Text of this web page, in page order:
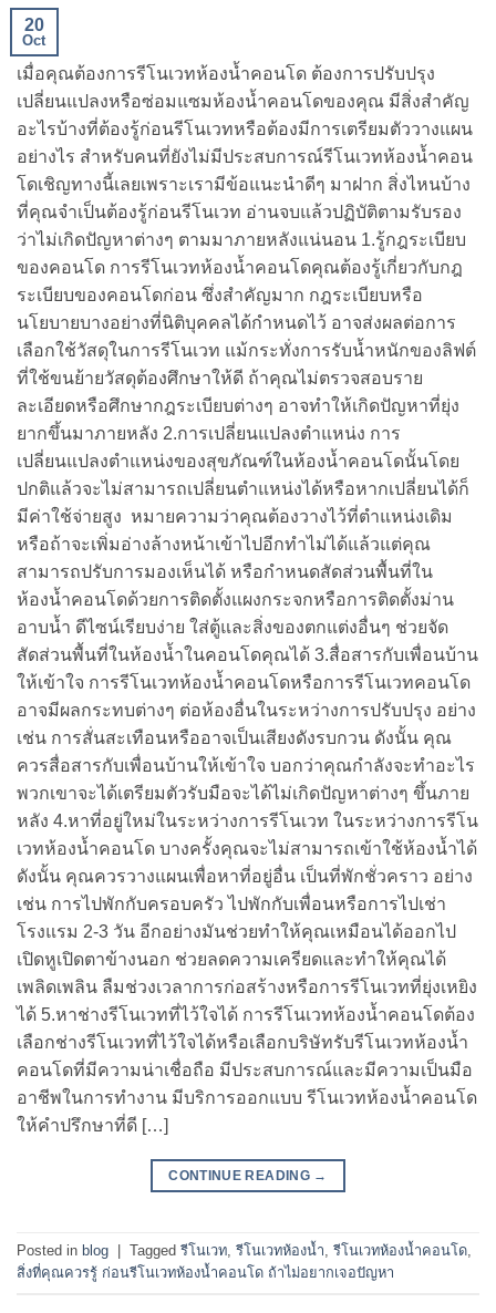
20
Oct
เมื่อคุณต้องการรีโนเวทห้องน้ำคอนโด ต้องการปรับปรุง
เปลี่ยนแปลงหรือซ่อมแซมห้องน้ำคอนโดของคุณ มีสิ่งสำคัญ
อะไรบ้างที่ต้องรู้ก่อนรีโนเวทหรือต้องมีการเตรียมตัววางแผน
อย่างไร สำหรับคนที่ยังไม่มีประสบการณ์รีโนเวทห้องน้ำคอน
โดเชิญทางนี้เลยเพราะเรามีข้อแนะนำดีๆ มาฝาก สิ่งไหนบ้าง
ที่คุณจำเป็นต้องรู้ก่อนรีโนเวท อ่านจบแล้วปฏิบัติตามรับรอง
ว่าไม่เกิดปัญหาต่างๆ ตามมาภายหลังแน่นอน 1.รู้กฎระเบียบ
ของคอนโด การรีโนเวทห้องน้ำคอนโดคุณต้องรู้เกี่ยวกับกฎ
ระเบียบของคอนโดก่อน ซึ่งสำคัญมาก กฎระเบียบหรือ
นโยบายบางอย่างที่นิติบุคคลได้กำหนดไว้ อาจส่งผลต่อการ
เลือกใช้วัสดุในการรีโนเวท แม้กระทั่งการรับน้ำหนักของลิฟต์
ที่ใช้ขนย้ายวัสดุต้องศึกษาให้ดี ถ้าคุณไม่ตรวจสอบราย
ละเอียดหรือศึกษากฎระเบียบต่างๆ อาจทำให้เกิดปัญหาที่ยุ่ง
ยากขึ้นมาภายหลัง 2.การเปลี่ยนแปลงตำแหน่ง การ
เปลี่ยนแปลงตำแหน่งของสุขภัณฑ์ในห้องน้ำคอนโดนั้นโดย
ปกติแล้วจะไม่สามารถเปลี่ยนตำแหน่งได้หรือหากเปลี่ยนได้ก็
มีค่าใช้จ่ายสูง หมายความว่าคุณต้องวางไว้ที่ตำแหน่งเดิม
หรือถ้าจะเพิ่มอ่างล้างหน้าเข้าไปอีกทำไม่ได้แล้วแต่คุณ
สามารถปรับการมองเห็นได้ หรือกำหนดสัดส่วนพื้นที่ใน
ห้องน้ำคอนโดด้วยการติดตั้งแผงกระจกหรือการติดตั้งม่าน
อาบน้ำ ดีไซน์เรียบง่าย ใส่ตู้และสิ่งของตกแต่งอื่นๆ ช่วยจัด
สัดส่วนพื้นที่ในห้องน้ำในคอนโดคุณได้ 3.สื่อสารกับเพื่อนบ้าน
ให้เข้าใจ การรีโนเวทห้องน้ำคอนโดหรือการรีโนเวทคอนโด
อาจมีผลกระทบต่างๆ ต่อห้องอื่นในระหว่างการปรับปรุง อย่าง
เช่น การสั่นสะเทือนหรืออาจเป็นเสียงดังรบกวน ดังนั้น คุณ
ควรสื่อสารกับเพื่อนบ้านให้เข้าใจ บอกว่าคุณกำลังจะทำอะไร
พวกเขาจะได้เตรียมตัวรับมือจะได้ไม่เกิดปัญหาต่างๆ ขึ้นภาย
หลัง 4.หาที่อยู่ใหม่ในระหว่างการรีโนเวท ในระหว่างการรีโน
เวทห้องน้ำคอนโด บางครั้งคุณจะไม่สามารถเข้าใช้ห้องน้ำได้
ดังนั้น คุณควรวางแผนเพื่อหาที่อยู่อื่น เป็นที่พักชั่วคราว อย่าง
เช่น การไปพักกับครอบครัว ไปพักกับเพื่อนหรือการไปเช่า
โรงแรม 2-3 วัน อีกอย่างมันช่วยทำให้คุณเหมือนได้ออกไป
เปิดหูเปิดตาข้างนอก ช่วยลดความเครียดและทำให้คุณได้
เพลิดเพลิน ลืมช่วงเวลาการก่อสร้างหรือการรีโนเวทที่ยุ่งเหยิง
ได้ 5.หาช่างรีโนเวทที่ไว้ใจได้ การรีโนเวทห้องน้ำคอนโดต้อง
เลือกช่างรีโนเวทที่ไว้ใจได้หรือเลือกบริษัทรับรีโนเวทห้องน้ำ
คอนโดที่มีความน่าเชื่อถือ มีประสบการณ์และมีความเป็นมือ
อาชีพในการทำงาน มีบริการออกแบบ รีโนเวทห้องน้ำคอนโด
ให้คำปรึกษาที่ดี […]
CONTINUE READING →
Posted in blog Tagged รีโนเวท, รีโนเวทห้องน้ำ, รีโนเวทห้องน้ำคอนโด,
สิ่งที่คุณควรรู้ ก่อนรีโนเวทห้องน้ำคอนโด ถ้าไม่อยากเจอปัญหา